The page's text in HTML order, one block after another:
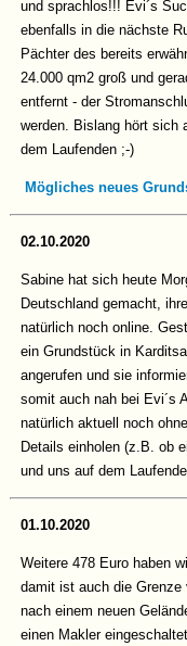
und sprachlos!!! Evi´s
ebenfalls in die nächste
Pächter des bereits
24.000 qm2 groß und
entfernt - der
werden. Bislang hört sich
dem Laufenden ;-)
Mögliches neues
02.10.2020
Sabine hat sich heute
Deutschland gemacht,
natürlich noch online.
ein Grundstück in
angerufen und sie
somit auch nah bei Evi´s
natürlich aktuell noch
Details einholen (z.B. ob
und uns auf dem
01.10.2020
Weitere 478 Euro haben
damit ist auch die
nach einem neuen
einen Makler